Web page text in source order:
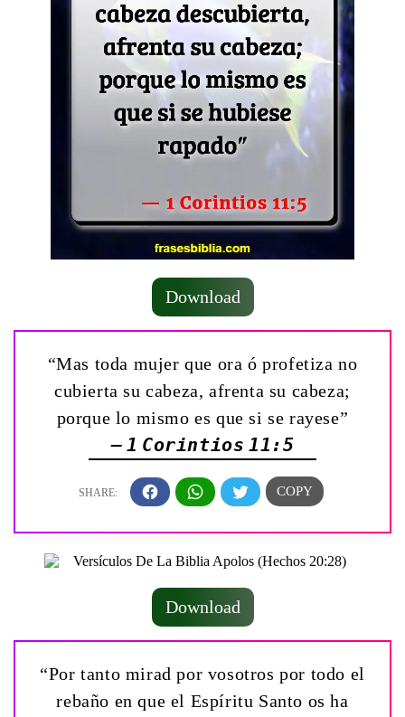
Download
“Mas toda mujer que ora ó profetiza no
cubierta su cabeza, afrenta su cabeza;
porque lo mismo es que si se rayese”
— 1 Corintios 11:5
Download
“Por tanto mirad por vosotros por todo el
rebaño en que el Espíritu Santo os ha